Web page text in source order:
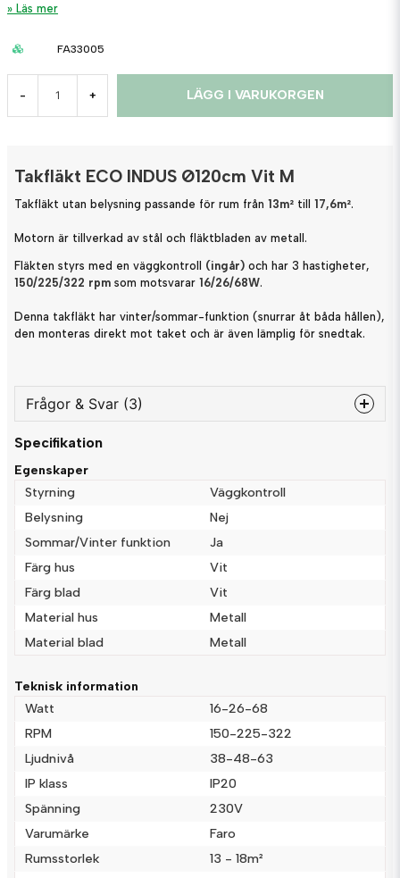
Läs mer
FA33005
- + LÄGG I VARUKORGEN
Takfläkt ECO INDUS Ø120cm Vit M
Takfläkt utan belysning passande för rum från 13m² till 17,6m².
Motorn är tillverkad av stål och fläktbladen av metall.
Fläkten styrs med en väggkontroll (ingår) och har 3 hastigheter,
150/225/322 rpm som motsvarar 16/26/68W.
Denna takfläkt har vinter/sommar-funktion (snurrar åt båda hållen),
den monteras direkt mot taket och är även lämplig för snedtak.
Frågor & Svar (3)
question
name
Namn
email
Mejladress
Ja, ni får publicera min fråga
Skicka fråga
Specifikation
Egenskaper
Styrning
Väggkontroll
Belysning
Nej
Sommar/Vinter funktion
Ja
Färg hus
Vit
Färg blad
Vit
Material hus
Metall
Material blad
Metall
Teknisk information
Watt
16-26-68
RPM
150-225-322
Ljudnivå
38-48-63
IP klass
IP20
Spänning
230V
Varumärke
Faro
Rumsstorlek
13 - 18m²